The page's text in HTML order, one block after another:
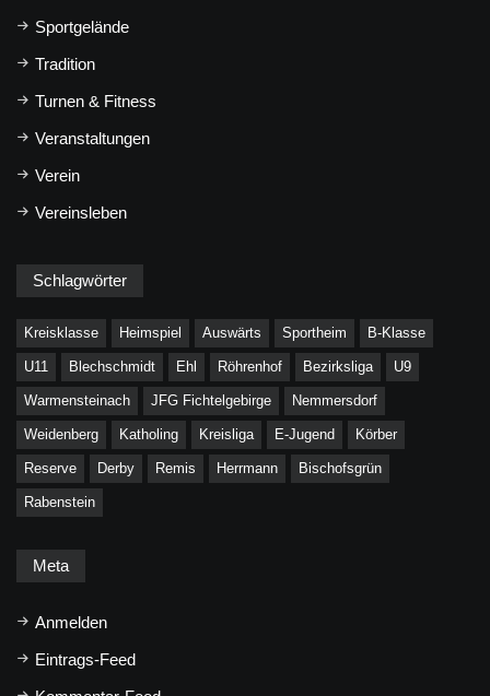
Sportgelände
Tradition
Turnen & Fitness
Veranstaltungen
Verein
Vereinsleben
Schlagwörter
Kreisklasse Heimspiel Auswärts Sportheim B-Klasse
U11 Blechschmidt Ehl Röhrenhof Bezirksliga U9
Warmensteinach JFG Fichtelgebirge Nemmersdorf
Weidenberg Katholing Kreisliga E-Jugend Körber
Reserve Derby Remis Herrmann Bischofsgrün
Rabenstein
Meta
Anmelden
Eintrags-Feed